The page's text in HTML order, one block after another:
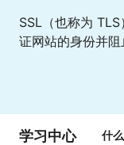
SSL（也称为
证网站的身份并
学习中心 什